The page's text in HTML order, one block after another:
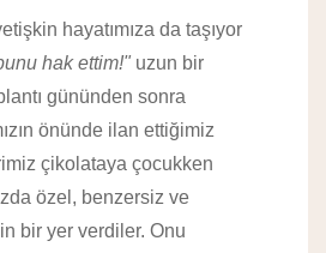
hayatımıza da taşıyor
hak ettim!" uzun bir
gününden sonra
önünde ilan ettiğimiz
çikolataya çocukken
özel, benzersiz ve
bir yer verdiler. Onu